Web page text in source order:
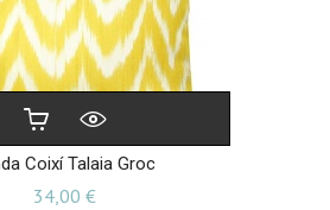
Coixí Talaia Groc
34,00 €Preu